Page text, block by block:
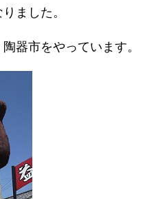
ました。
器市をやっています。